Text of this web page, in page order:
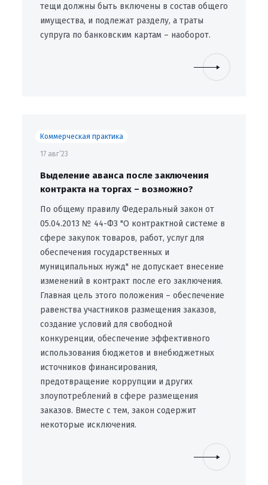
тещи должны быть включены в состав общего
имущества, и подлежат разделу, а траты
супруга по банковским картам – наоборот.
Коммерческая практика
17 авг’23
Выделение аванса после заключения
контракта на торгах – возможно?
По общему правилу Федеральный закон от
05.04.2013 № 44-ФЗ "О контрактной системе в
сфере закупок товаров, работ, услуг для
обеспечения государственных и
муниципальных нужд" не допускает внесение
изменений в контракт после его заключения.
Главная цель этого положения – обеспечение
равенства участников размещения заказов,
создание условий для свободной
конкуренции, обеспечение эффективного
использования бюджетов и внебюджетных
источников финансирования,
предотвращение коррупции и других
злоупотреблений в сфере размещения
заказов. Вместе с тем, закон содержит
некоторые исключения.